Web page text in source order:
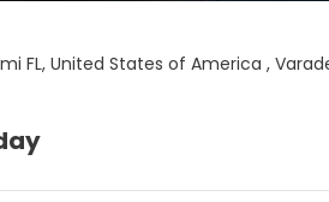
FL, United States of America ,